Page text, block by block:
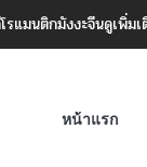
โรแมนติกมังงะจีนดูเพิ่ม
หน้าแรก